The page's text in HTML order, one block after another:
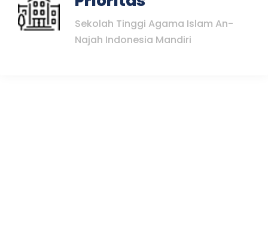
Sekolah Tinggi Agama Islam An-
Najah Indonesia Mandiri